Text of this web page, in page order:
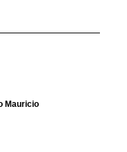
Mauricio